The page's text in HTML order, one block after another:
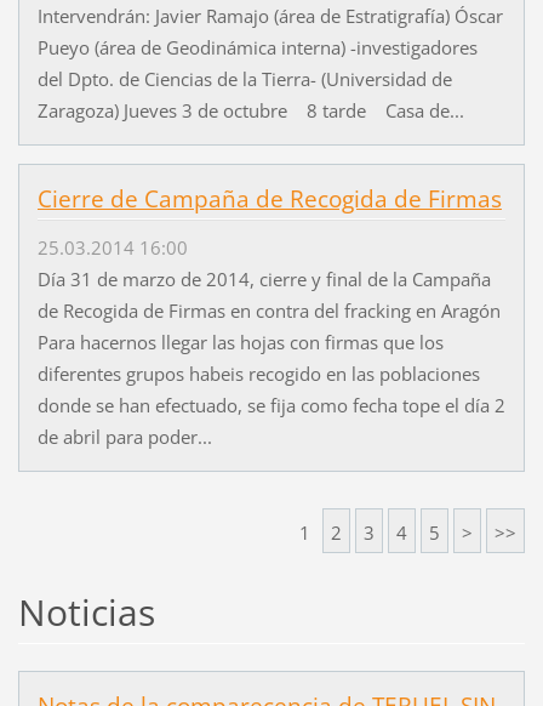
Intervendrán: Javier Ramajo (área de Estratigrafía) Óscar
Pueyo (área de Geodinámica interna) -investigadores
del Dpto. de Ciencias de la Tierra- (Universidad de
Zaragoza) Jueves 3 de octubre 8 tarde Casa de...
Cierre de Campaña de Recogida de Firmas
25.03.2014 16:00
Día 31 de marzo de 2014, cierre y final de la Campaña
de Recogida de Firmas en contra del fracking en Aragón
Para hacernos llegar las hojas con firmas que los
diferentes grupos habeis recogido en las poblaciones
donde se han efectuado, se fija como fecha tope el día 2
de abril para poder...
1 2 3 4 5 > >>
Noticias